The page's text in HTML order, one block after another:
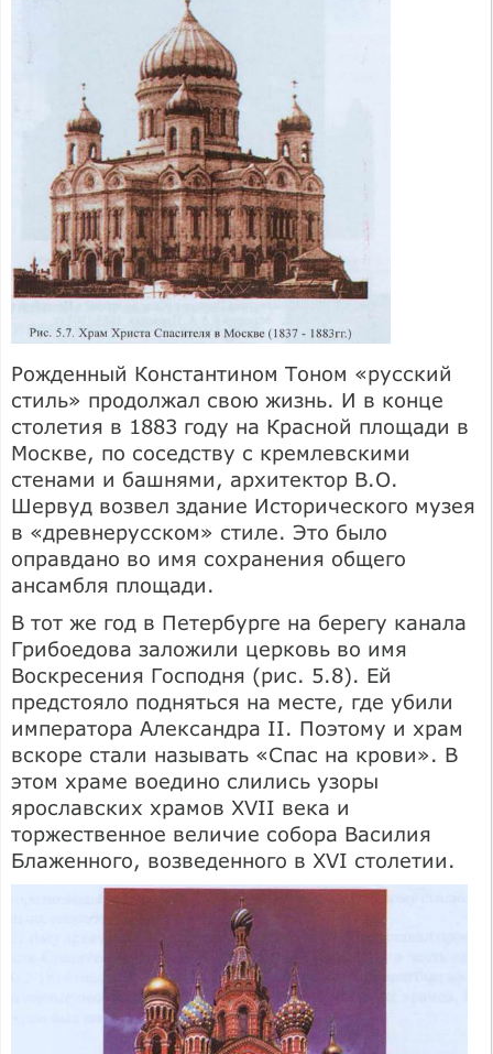
Рожденный Константином Тоном «русский
стиль» продолжал свою жизнь. И в конце
столетия в 1883 году на Красной площади в
Москве, по соседству с кремлевскими
стенами и башнями, архитектор В.О.
Шервуд возвел здание Исторического музея
в «древнерусском» стиле. Это было
оправдано во имя сохранения общего
ансамбля площади.
В тот же год в Петербурге на берегу канала
Грибоедова заложили церковь во имя
Воскресения Господня (рис. 5.8). Ей
предстояло подняться на месте, где убили
императора Александра II. Поэтому и храм
вскоре стали называть «Спас на крови». В
этом храме воедино слились узоры
ярославских храмов XVII века и
торжественное величие собора Василия
Блаженного, возведенного в XVI столетии.